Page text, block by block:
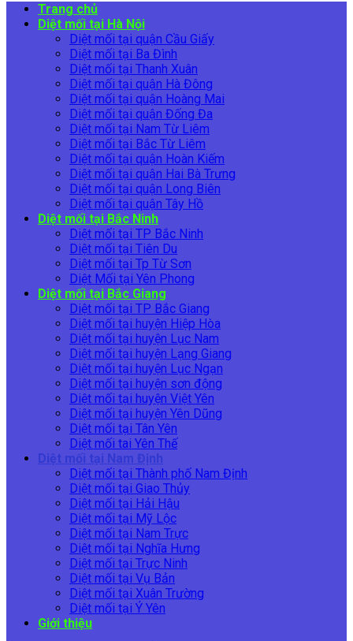
Trang chủ
Diệt mối tại Hà Nội
Diệt mối tại quận Cầu Giấy
Diệt mối tại Ba Đình
Diệt mối tại Thanh Xuân
Diệt mối tại quận Hà Đông
Diệt mối tại quận Hoàng Mai
Diệt mối tại quận Đống Đa
Diệt mối tại Nam Từ Liêm
Diệt mối tại Bắc Từ Liêm
Diệt mối tại quận Hoàn Kiếm
Diệt mối tại quận Hai Bà Trưng
Diệt mối tại quận Long Biên
Diệt mối tại quận Tây Hồ
Diệt mối tại Bắc Ninh
Diệt mối tại TP Bắc Ninh
Diệt mối tại Tiên Du
Diệt mối tại Tp Từ Sơn
Diệt Mối tại Yên Phong
Diệt mối tại Bắc Giang
Diệt mối tại TP Bắc Giang
Diệt mối tại huyện Hiệp Hòa
Diệt mối tại huyện Lục Nam
Diệt mối tại huyện Lạng Giang
Diệt mối tại huyện Lục Ngạn
Diệt mối tại huyện sơn động
Diệt mối tại huyện Việt Yên
Diệt mối tại huyện Yên Dũng
Diệt mối tại Tân Yên
Diệt mối tai Yên Thế
Diệt mối tại Nam Định
Diệt mối tại Thành phố Nam Định
Diệt mối tại Giao Thủy
Diệt mối tại Hải Hậu
Diệt mối tại Mỹ Lộc
Diệt mối tại Nam Trực
Diệt mối tại Nghĩa Hưng
Diệt mối tại Trực Ninh
Diệt mối tại Vụ Bản
Diệt mối tại Xuân Trường
Diệt mối tại Ý Yên
Giới thiệu